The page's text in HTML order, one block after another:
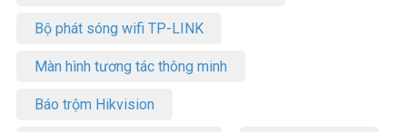
Bộ phát sóng wifi TP-LINK
Màn hình tương tác thông minh
Báo trộm Hikvision